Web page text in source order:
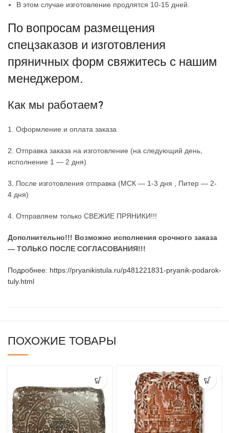
В этом случае изготовление продлятся 10-15 дней.
По вопросам размещения
спецзаказов и изготовления
пряничных форм свяжитесь с нашим
менеджером.
Как мы работаем?
1. Оформление и оплата заказа
2. Отправка заказа на изготовление (на следующий день,
исполнение 1 — 2 дня)
3. После изготовления отправка (МСК — 1-3 дня , Питер — 2-
4 дня)
4. Отправляем только СВЕЖИЕ ПРЯНИКИ!!!
Дополнительно!!! Возможно исполнения срочного заказа
— ТОЛЬКО ПОСЛЕ СОГЛАСОВАНИЯ!!!
Подробнее: https://pryanikistula.ru/p481221831-pryanik-podarok-
tuly.html
ПОХОЖИЕ ТОВАРЫ